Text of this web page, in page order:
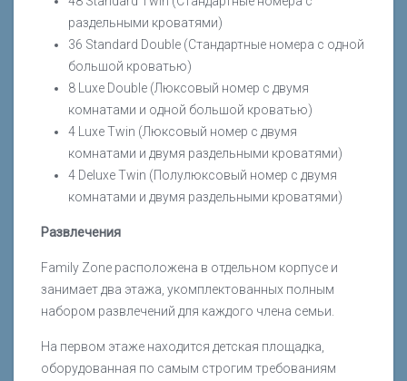
раздельными кроватями)
36 Standard Double (Стандартные номера с одной
большой кроватью)
8 Luxe Double (Люксовый номер с двумя
комнатами и одной большой кроватью)
4 Luxe Twin (Люксовый номер с двумя
комнатами и двумя раздельными кроватями)
4 Deluxe Twin (Полулюксовый номер с двумя
комнатами и двумя раздельными кроватями)
Развлечения
Family Zone расположена в отдельном корпусе и
занимает два этажа, укомплектованных полным
набором развлечений для каждого члена семьи.
На первом этаже находится детская площадка,
оборудованная по самым строгим требованиям